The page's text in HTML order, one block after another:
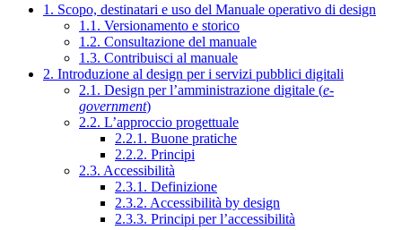
1. Scopo, destinatari e uso del Manuale operativo di design
1.1. Versionamento e storico
1.2. Consultazione del manuale
1.3. Contribuisci al manuale
2. Introduzione al design per i servizi pubblici digitali
2.1. Design per l’amministrazione digitale (e-
government)
2.2. L’approccio progettuale
2.2.1. Buone pratiche
2.2.2. Principi
2.3. Accessibilità
2.3.1. Definizione
2.3.2. Accessibilità by design
2.3.3. Principi per l’accessibilità